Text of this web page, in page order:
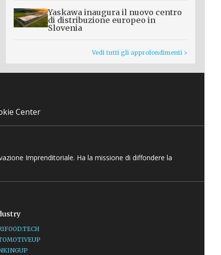
Yaskawa inaugura il nuovo centro
di distribuzione europeo in
Slovenia
Vedi tutti gli approfondimenti >
Center
Imprenditoriale. Ha la missione di diffondere la